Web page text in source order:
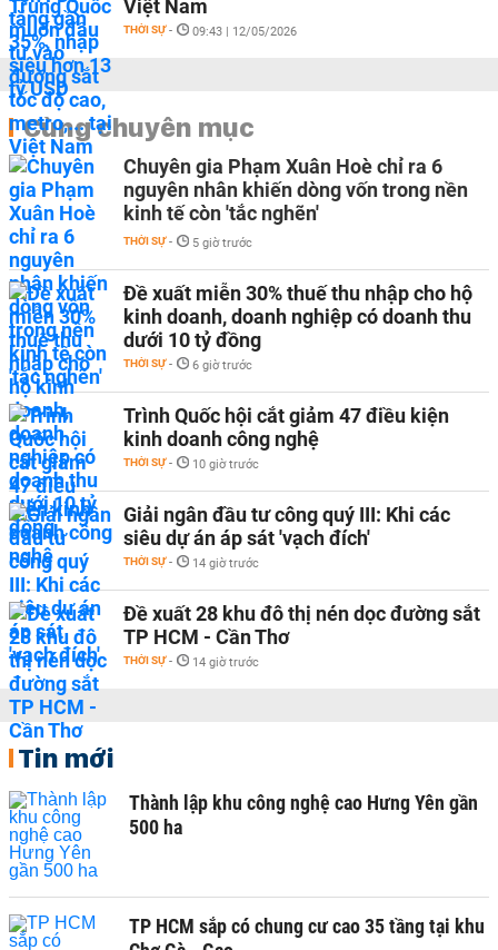
Việt Nam
THỜI SỰ - 09:43 | 12/05/2026
Cùng chuyên mục
Chuyên gia Phạm Xuân Hoè chỉ ra 6
nguyên nhân khiến dòng vốn trong nền
kinh tế còn 'tắc nghẽn'
THỜI SỰ - 5 giờ trước
Đề xuất miễn 30% thuế thu nhập cho hộ
kinh doanh, doanh nghiệp có doanh thu
dưới 10 tỷ đồng
THỜI SỰ - 6 giờ trước
Trình Quốc hội cắt giảm 47 điều kiện
kinh doanh công nghệ
THỜI SỰ - 10 giờ trước
Giải ngân đầu tư công quý III: Khi các
siêu dự án áp sát 'vạch đích'
THỜI SỰ - 14 giờ trước
Đề xuất 28 khu đô thị nén dọc đường sắt
TP HCM - Cần Thơ
THỜI SỰ - 14 giờ trước
Tin mới
Thành lập khu công nghệ cao Hưng Yên gần
500 ha
TP HCM sắp có chung cư cao 35 tầng tại khu